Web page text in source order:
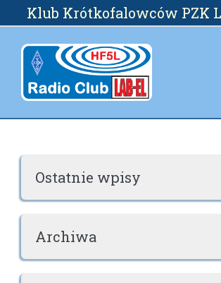
Skip
to
content
Klub Krótkofalowców PZK
Ostatnie wpisy
Archiwa